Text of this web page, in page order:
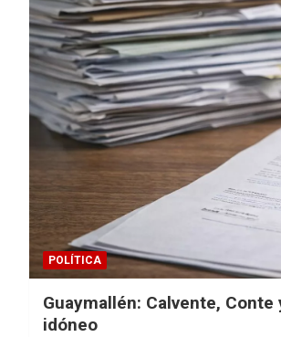
POLÍTICA
Guaymallén: Calvente,
idóneo